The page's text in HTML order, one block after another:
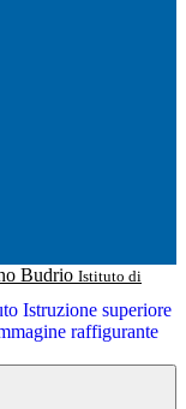
Istituto di